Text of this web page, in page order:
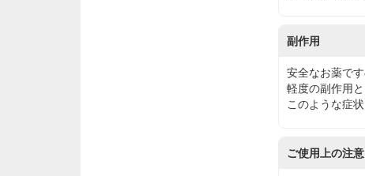
副作用
安全なお薬で
軽度の副作用
このような症
ご使用上の注意